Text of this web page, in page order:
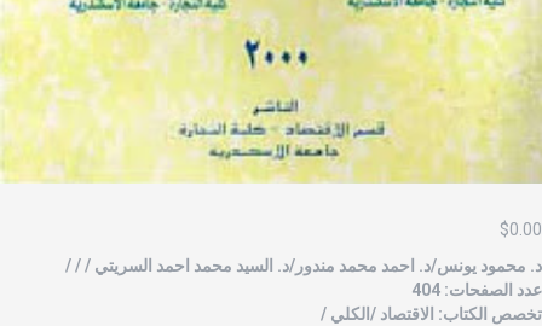
$
محمود يونس/د. احمد محمد مندور/د. السيد محمد احمد السريتي / / /
الصفحات: 404
الكتاب: الاقتصاد /الكلي /